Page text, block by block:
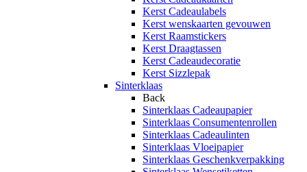
Kerst Cadeaulabels
Kerst wenskaarten gevouwen
Kerst Raamstickers
Kerst Draagtassen
Kerst Cadeaudecoratie
Kerst Sizzlepak
Sinterklaas
Back
Sinterklaas Cadeaupapier
Sinterklaas Consumentenrollen
Sinterklaas Cadeaulinten
Sinterklaas Vloeipapier
Sinterklaas Geschenkverpakking